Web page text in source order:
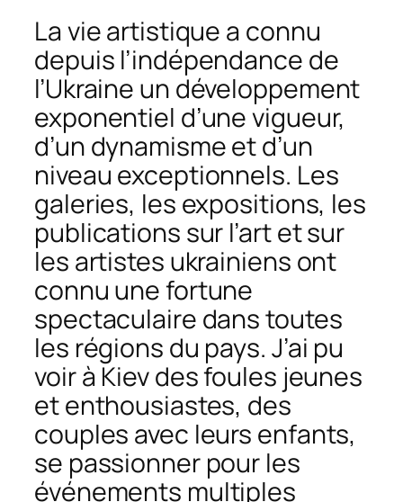
La vie artistique a connu
depuis l’indépendance de
l’Ukraine un développement
exponentiel d’une vigueur,
d’un dynamisme et d’un
niveau exceptionnels. Les
galeries, les expositions, les
publications sur l’art et sur
les artistes ukrainiens ont
connu une fortune
spectaculaire dans toutes
les régions du pays. J’ai pu
voir à Kiev des foules jeunes
et enthousiastes, des
couples avec leurs enfants,
se passionner pour les
événements multiples